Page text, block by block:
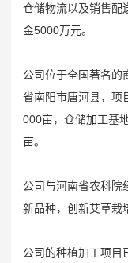
仓储物流以及销售配
金5000万元。
公司位于全国著名的
省南阳市唐河县，项
000亩，仓储加工基
亩。
公司与河南省农科院
新品种，创新艾草栽
公司的种植加工项目